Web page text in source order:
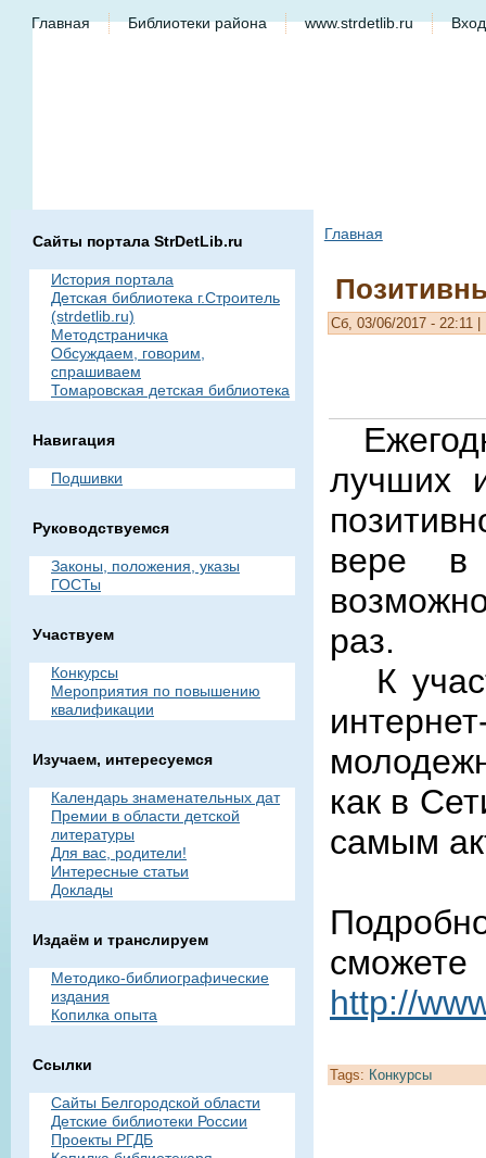
Главная Библиотеки района www.strdetlib.ru
Сайты портала StrDetLib.ru
История портала
Детская библиотека г.Строитель
(strdetlib.ru)
Методстраничка
Обсуждаем, говорим,
спрашиваем
Томаровская детская библиотека
Навигация
Подшивки
Руководствуемся
Законы, положения, указы
ГОСТы
Участвуем
Конкурсы
Мероприятия по повышению
квалификации
Изучаем, интересуемся
Календарь знаменательных дат
Премии в области детской
литературы
Для вас, родители!
Интересные статьи
Доклады
Издаём и транслируем
Методико-библиографические
издания
Копилка опыта
Ссылки
Сайты Белгородской области
Детские библиотеки России
Проекты РГДБ
Главная
Сб, 03/06/2017 - 22:11
лучших
вере в
раз.
К
как в
самым
http://
Tags: Конкурсы